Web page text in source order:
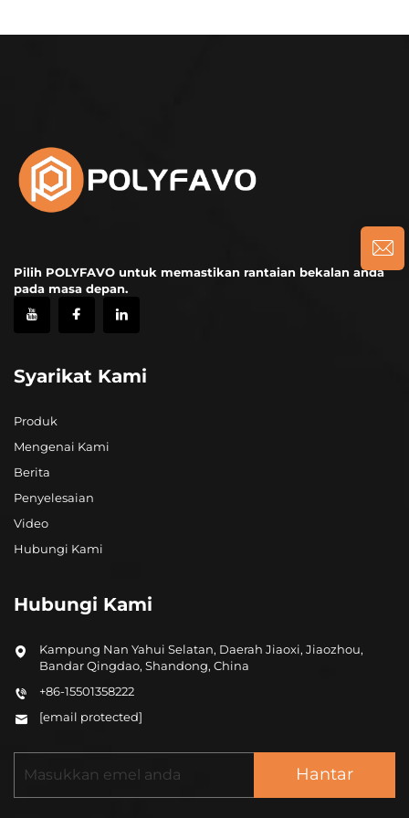
Pilih POLYFAVO untuk memastikan rantaian bekalan anda
pada masa depan.
Syarikat Kami
Produk
Mengenai Kami
Berita
Penyelesaian
Video
Hubungi Kami
Hubungi Kami
Kampung Nan Yahui Selatan, Daerah Jiaoxi, Jiaozhou,
Bandar Qingdao, Shandong, China
+86-15501358222
[email protected]
Hantar